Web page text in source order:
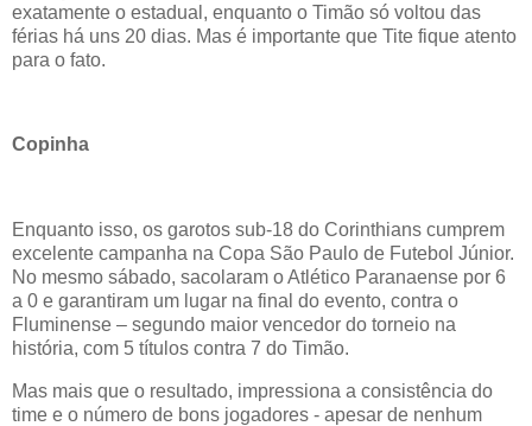
exatamente o estadual, enquanto o Timão só voltou das
férias há uns 20 dias. Mas é importante que Tite fique atento
para o fato.
Copinha
Enquanto isso, os garotos sub-18 do Corinthians cumprem
excelente campanha na Copa São Paulo de Futebol Júnior.
No mesmo sábado, sacolaram o Atlético Paranaense por 6
a 0 e garantiram um lugar na final do evento, contra o
Fluminense – segundo maior vencedor do torneio na
história, com 5 títulos contra 7 do Timão.
Mas mais que o resultado, impressiona a consistência do
time e o número de bons jogadores - apesar de nenhum